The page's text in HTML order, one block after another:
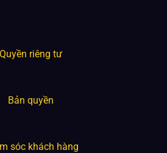
Quyền riêng tư
Bản quyền
sóc khách hàng